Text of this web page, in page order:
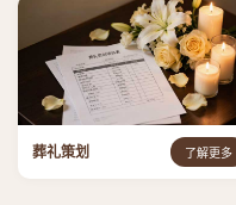
葬礼策划 了解更多